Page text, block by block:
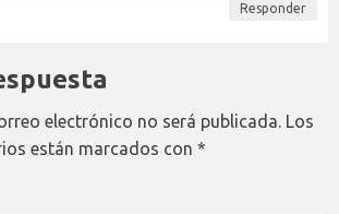
Responder
electrónico no será publicada. Los
están marcados con *